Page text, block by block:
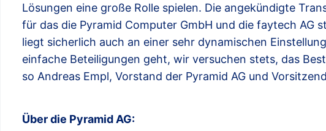
Lösungen eine große Rolle spielen. Die angekündigte
für das die Pyramid Computer GmbH und die faytech AG
liegt sicherlich auch an einer sehr dynamischen
einfache Beteiligungen geht, wir versuchen stets, das
so Andreas Empl, Vorstand der Pyramid AG und
Über die Pyramid AG: